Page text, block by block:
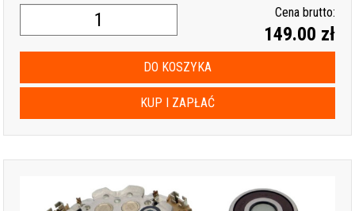
Cena brutto:
149.00 zł
DO KOSZYKA
KUP I ZAPŁAĆ